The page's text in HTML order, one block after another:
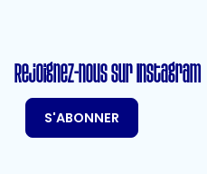
Rejoignez-nous sur Instagram
S'ABONNER